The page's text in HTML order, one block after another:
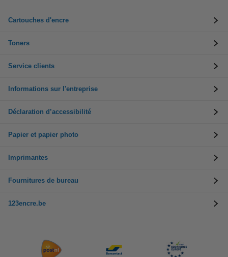
Cartouches d'encre
Toners
Service clients
Informations sur l'entreprise
Déclaration d’accessibilité
Papier et papier photo
Imprimantes
Fournitures de bureau
123encre.be